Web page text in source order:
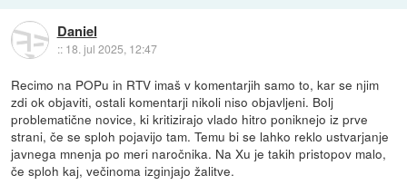
Daniel
:: 18. jul 2025, 12:47
Recimo na POPu in RTV imaš v komentarjih samo to, kar se njim
zdi ok objaviti, ostali komentarji nikoli niso objavljeni. Bolj
problematične novice, ki kritizirajo vlado hitro poniknejo iz prve
strani, če se sploh pojavijo tam. Temu bi se lahko reklo ustvarjanje
javnega mnenja po meri naročnika. Na Xu je takih pristopov malo,
če sploh kaj, večinoma izginjajo žalitve.